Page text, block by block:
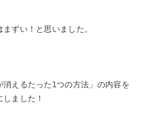
ずい！と思いました。
消えるたった1つの方法」の内容を
ました！